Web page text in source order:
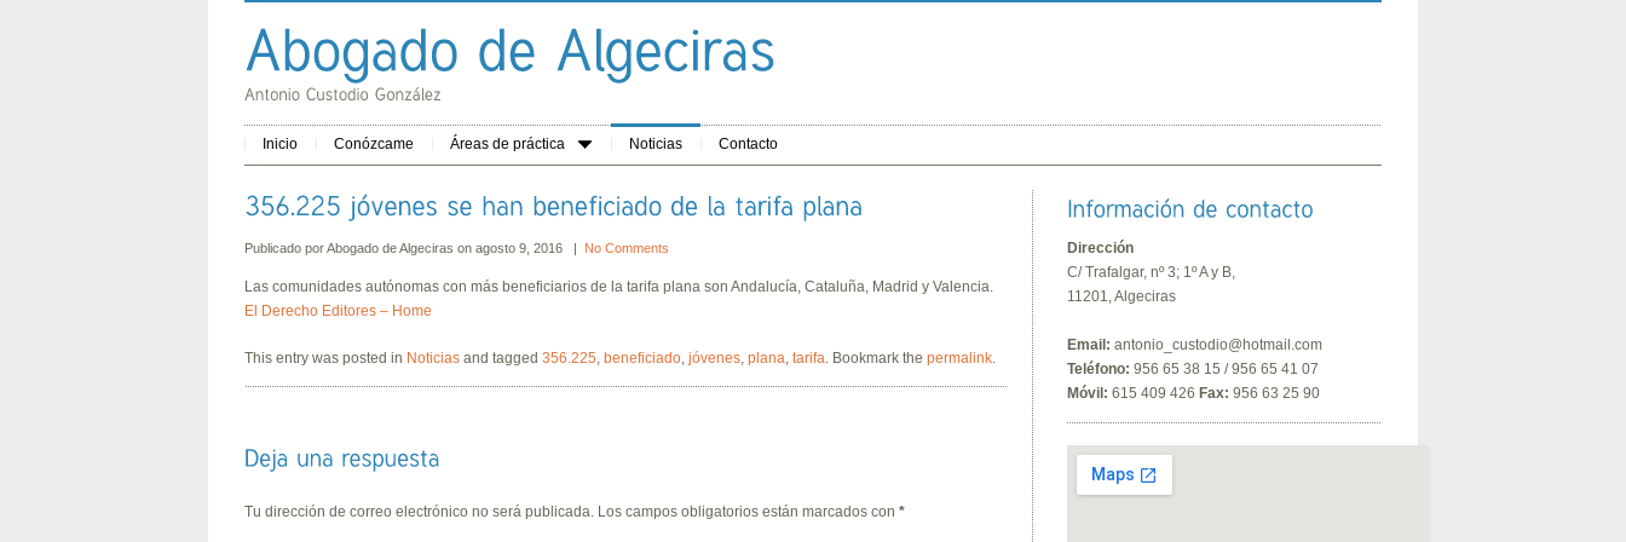
Inicio Conózcame Áreas de práctica Noticias Contacto
Publicado porAbogado de Algeciras on agosto 9, 2016 | No Comments
Las comunidades autónomas con más beneficiarios de la tarifa plana son Andalucía, Cataluña, Madrid y Valencia.
El Derecho Editores – Home
This entry was posted in Noticias and tagged 356.225, beneficiado, jóvenes, plana, tarifa. Bookmark the permalink.
Tu dirección de correo electrónico no será publicada. Los campos obligatorios están marcados con *
Dirección
C/ Trafalgar, nº 3; 1º A y B,
11201, Algeciras
Email: antonio_custodio@hotmail.com
Teléfono: 956 65 38 15 / 956 65 41 07
Móvil: 615 409 426 Fax: 956 63 25 90